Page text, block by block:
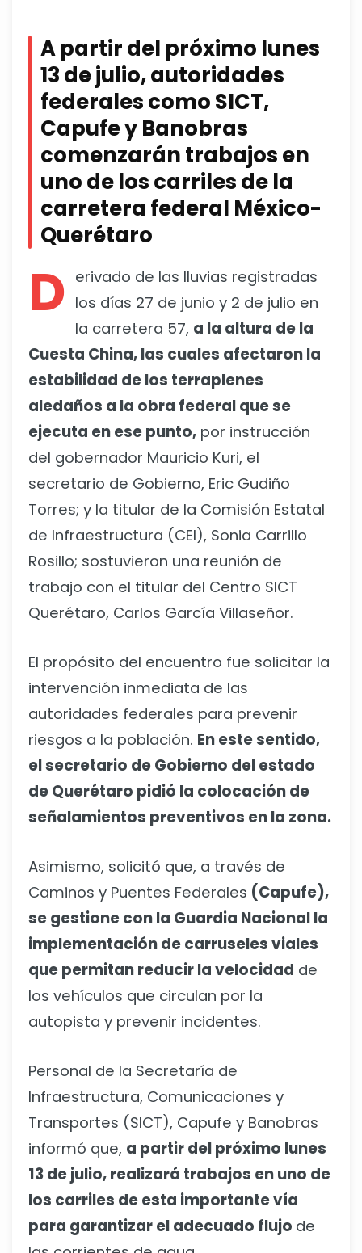
A partir del próximo lunes
13 de julio, autoridades
federales como SICT,
Capufe y Banobras
comenzarán trabajos en
uno de los carriles de la
carretera federal México-
Querétaro
D erivado de las lluvias registradas
los días 27 de junio y 2 de julio en
la carretera 57, a la altura de la
Cuesta China, las cuales afectaron la
estabilidad de los terraplenes
aledaños a la obra federal que se
ejecuta en ese punto, por instrucción
del gobernador Mauricio Kuri, el
secretario de Gobierno, Eric Gudiño
Torres; y la titular de la Comisión Estatal
de Infraestructura (CEI), Sonia Carrillo
Rosillo; sostuvieron una reunión de
trabajo con el titular del Centro SICT
Querétaro, Carlos García Villaseñor.
El propósito del encuentro fue solicitar la
intervención inmediata de las
autoridades federales para prevenir
riesgos a la población. En este sentido,
el secretario de Gobierno del estado
de Querétaro pidió la colocación de
señalamientos preventivos en la zona.
Asimismo, solicitó que, a través de
Caminos y Puentes Federales (Capufe),
se gestione con la Guardia Nacional la
implementación de carruseles viales
que permitan reducir la velocidad de
los vehículos que circulan por la
autopista y prevenir incidentes.
Personal de la Secretaría de
Infraestructura, Comunicaciones y
Transportes (SICT), Capufe y Banobras
informó que, a partir del próximo lunes
13 de julio, realizará trabajos en uno de
los carriles de esta importante vía
para garantizar el adecuado flujo de